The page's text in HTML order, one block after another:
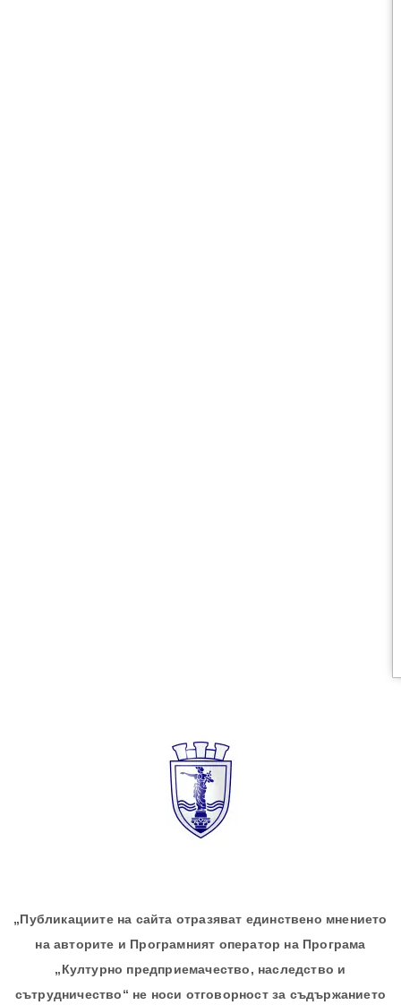
„Публикациите на сайта отразяват единствено мнението
на авторите и Програмният оператор на Програма
„Културно предприемачество, наследство и
сътрудничество“ не носи отговорност за съдържанието